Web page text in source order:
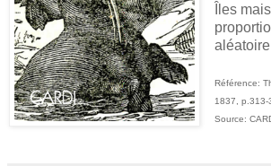
Îles
Référence:
1837, p.313-
Source: